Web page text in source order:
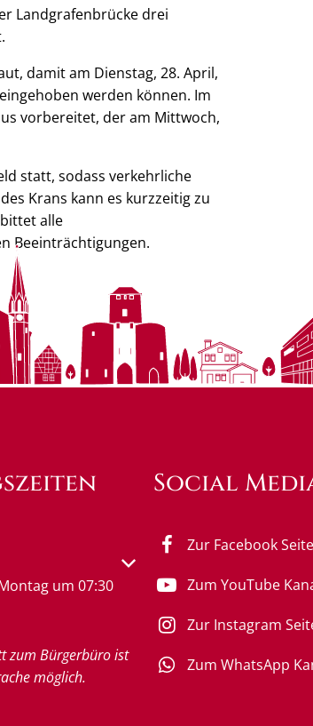
Landgrafenbrücke drei
damit am Dienstag, 28. April,
werden können. Im
vorbereitet, der am Mittwoch,
statt, sodass verkehrliche
Krans kann es kurzzeitig zu
alle
Beeinträchtigungen.
Öffnungs- oder Schließzeiten auszublenden
um 07:30
zum Bürgerbüro ist
möglich.
Social
Zur Facebook Seite
Zum YouTube
Zur Instagram
Zum WhatsApp